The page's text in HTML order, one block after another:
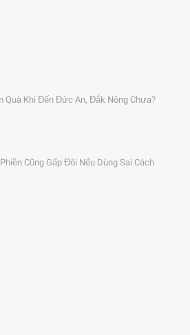
Quà Khi Đến Đức An, Đắk Nông Chưa?
Cũng Gấp Đôi Nếu Dùng Sai Cách